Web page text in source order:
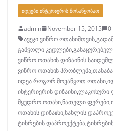
ᲘᲓᲔᲔᲑᲘ ᲘᲜᲢᲔᲠᲘᲔᲠᲘᲡ ᲛᲝᲡᲐᲬᲧᲝᲑᲐᲗ
admin November 15, 2015
0
ავეჯი ვიწრო ოთახიშთვის,
გამჭოლი კედლები,
ვიწრო ოთახის დიზაინის
ვიწრო ოთახის პრობლემა,
იდეა როგორ მოვაწყოთ ოთახი,
ინტერიერის დიზაინი,ლაკონური
მყუდრო ოთახი,ნათელი ფერები,
ოთახის დიზაინი,სახლის
ტიხრების დაპროექტება,